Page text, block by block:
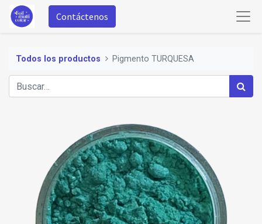
Contáctenos
Todos los productos Pigmento TURQUESA